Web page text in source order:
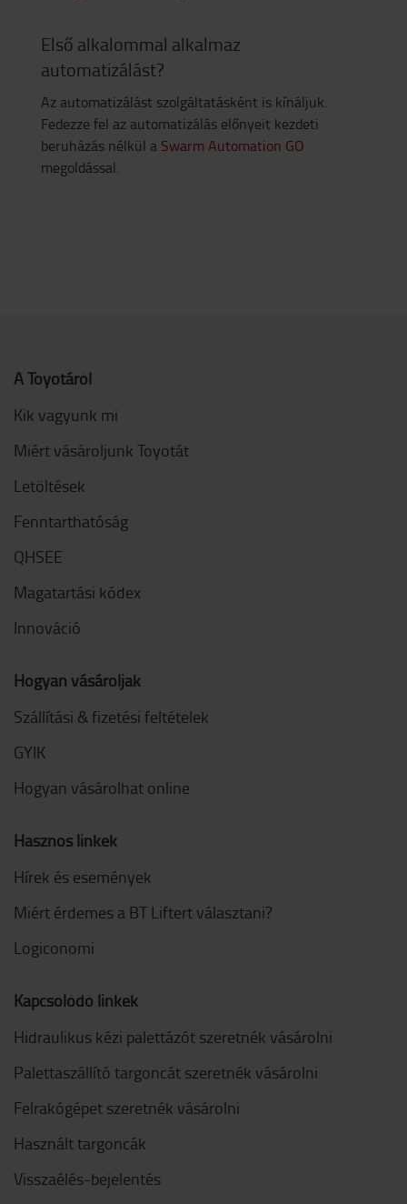
Első alkalommal alkalmaz
automatizálást?
Az automatizálást szolgáltatásként is kínáljuk.
Fedezze fel az automatizálás előnyeit kezdeti
beruházás nélkül a Swarm Automation GO
megoldással.
A Toyotáról
Kik vagyunk mi
Miért vásároljunk Toyotát
Letöltések
Fenntarthatóság
QHSEE
Magatartási kódex
Innováció
Hogyan vásároljak
Szállítási & fizetési feltételek
GYIK
Hogyan vásárolhat online
Hasznos linkek
Hírek és események
Miért érdemes a BT Liftert választani?
Logiconomi
Kapcsolódó linkek
Hidraulikus kézi palettázót szeretnék vásárolni
Palettaszállító targoncát szeretnék vásárolni
Felrakógépet szeretnék vásárolni
Használt targoncák
Visszaélés-bejelentés